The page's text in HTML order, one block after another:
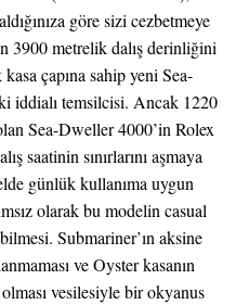
göre sizi cezbetmeye
3900 metrelik dalış derinliğini
çapına sahip yeni Sea-
iddialı temsilcisi. Ancak 1220
Sea-Dweller 4000’in Rolex
saatinin sınırlarını aşmaya
günlük kullanıma uygun
olarak bu modelin casual
Submariner’ın aksine
ve Oyster kasanın
vesilesiyle bir okyanus